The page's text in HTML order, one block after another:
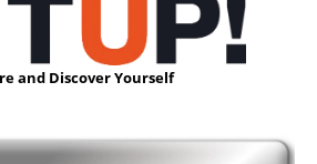
and Discover Yourself